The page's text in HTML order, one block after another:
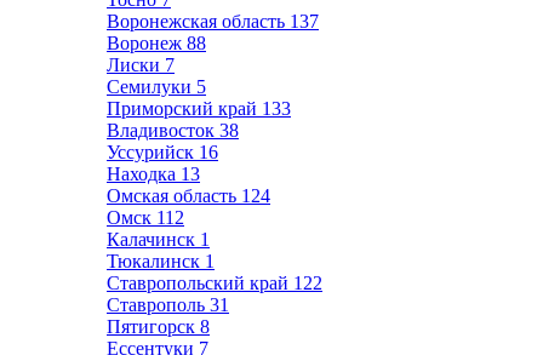
Воронежская область 137
Воронеж 88
Лиски 7
Семилуки 5
Приморский край 133
Владивосток 38
Уссурийск 16
Находка 13
Омская область 124
Омск 112
Калачинск 1
Тюкалинск 1
Ставропольский край 122
Ставрополь 31
Пятигорск 8
Ессентуки 7